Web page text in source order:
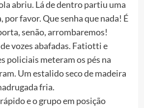
abriu. Lá de dentro partiu uma
por favor. Que senha que nada! É
senão, arrombaremos!
vozes abafadas. Fatiotti e
policiais meteram os pés na
Um estalido seco de madeira
fria.
e o grupo em posição